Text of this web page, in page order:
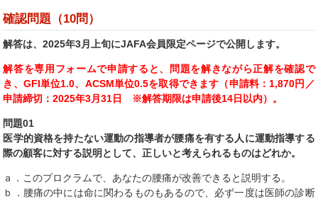
確認問題（10問）
解答は、2025年3月上旬にJAFA会員限定ページで公開します。
解答を専用フォームで申請すると、問題を解きながら正解を確認で
き、GFI単位1.0、ACSM単位0.5を取得できます（申請料：1,870円／
申請締切：2025年3月31日 ※解答期限は申請後14日以内）。
問題01
医学的資格を持たない運動の指導者が腰痛を有する人に運動指導する
際の顧客に対する説明として、正しいと考えられるものはどれか。
ａ．このプロクラムで、あなたの腰痛が改善できると説明する。
ｂ．腰痛の中には命に関わるものもあるので、必ず一度は医師の診断